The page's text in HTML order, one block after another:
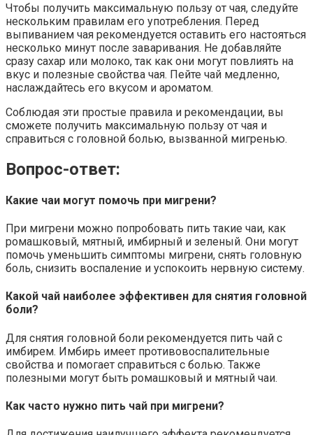
Чтобы получить максимальную пользу от чая, следуйте
нескольким правилам его употребления. Перед
выпиванием чая рекомендуется оставить его настояться
несколько минут после заваривания. Не добавляйте
сразу сахар или молоко, так как они могут повлиять на
вкус и полезные свойства чая. Пейте чай медленно,
наслаждайтесь его вкусом и ароматом.
Соблюдая эти простые правила и рекомендации, вы
сможете получить максимальную пользу от чая и
справиться с головной болью, вызванной мигренью.
Вопрос-ответ:
Какие чаи могут помочь при мигрени?
При мигрени можно попробовать пить такие чаи, как
ромашковый, мятный, имбирный и зеленый. Они могут
помочь уменьшить симптомы мигрени, снять головную
боль, снизить воспаление и успокоить нервную систему.
Какой чай наиболее эффективен для снятия головной
боли?
Для снятия головной боли рекомендуется пить чай с
имбирем. Имбирь имеет противовоспалительные
свойства и помогает справиться с болью. Также
полезными могут быть ромашковый и мятный чаи.
Как часто нужно пить чай при мигрени?